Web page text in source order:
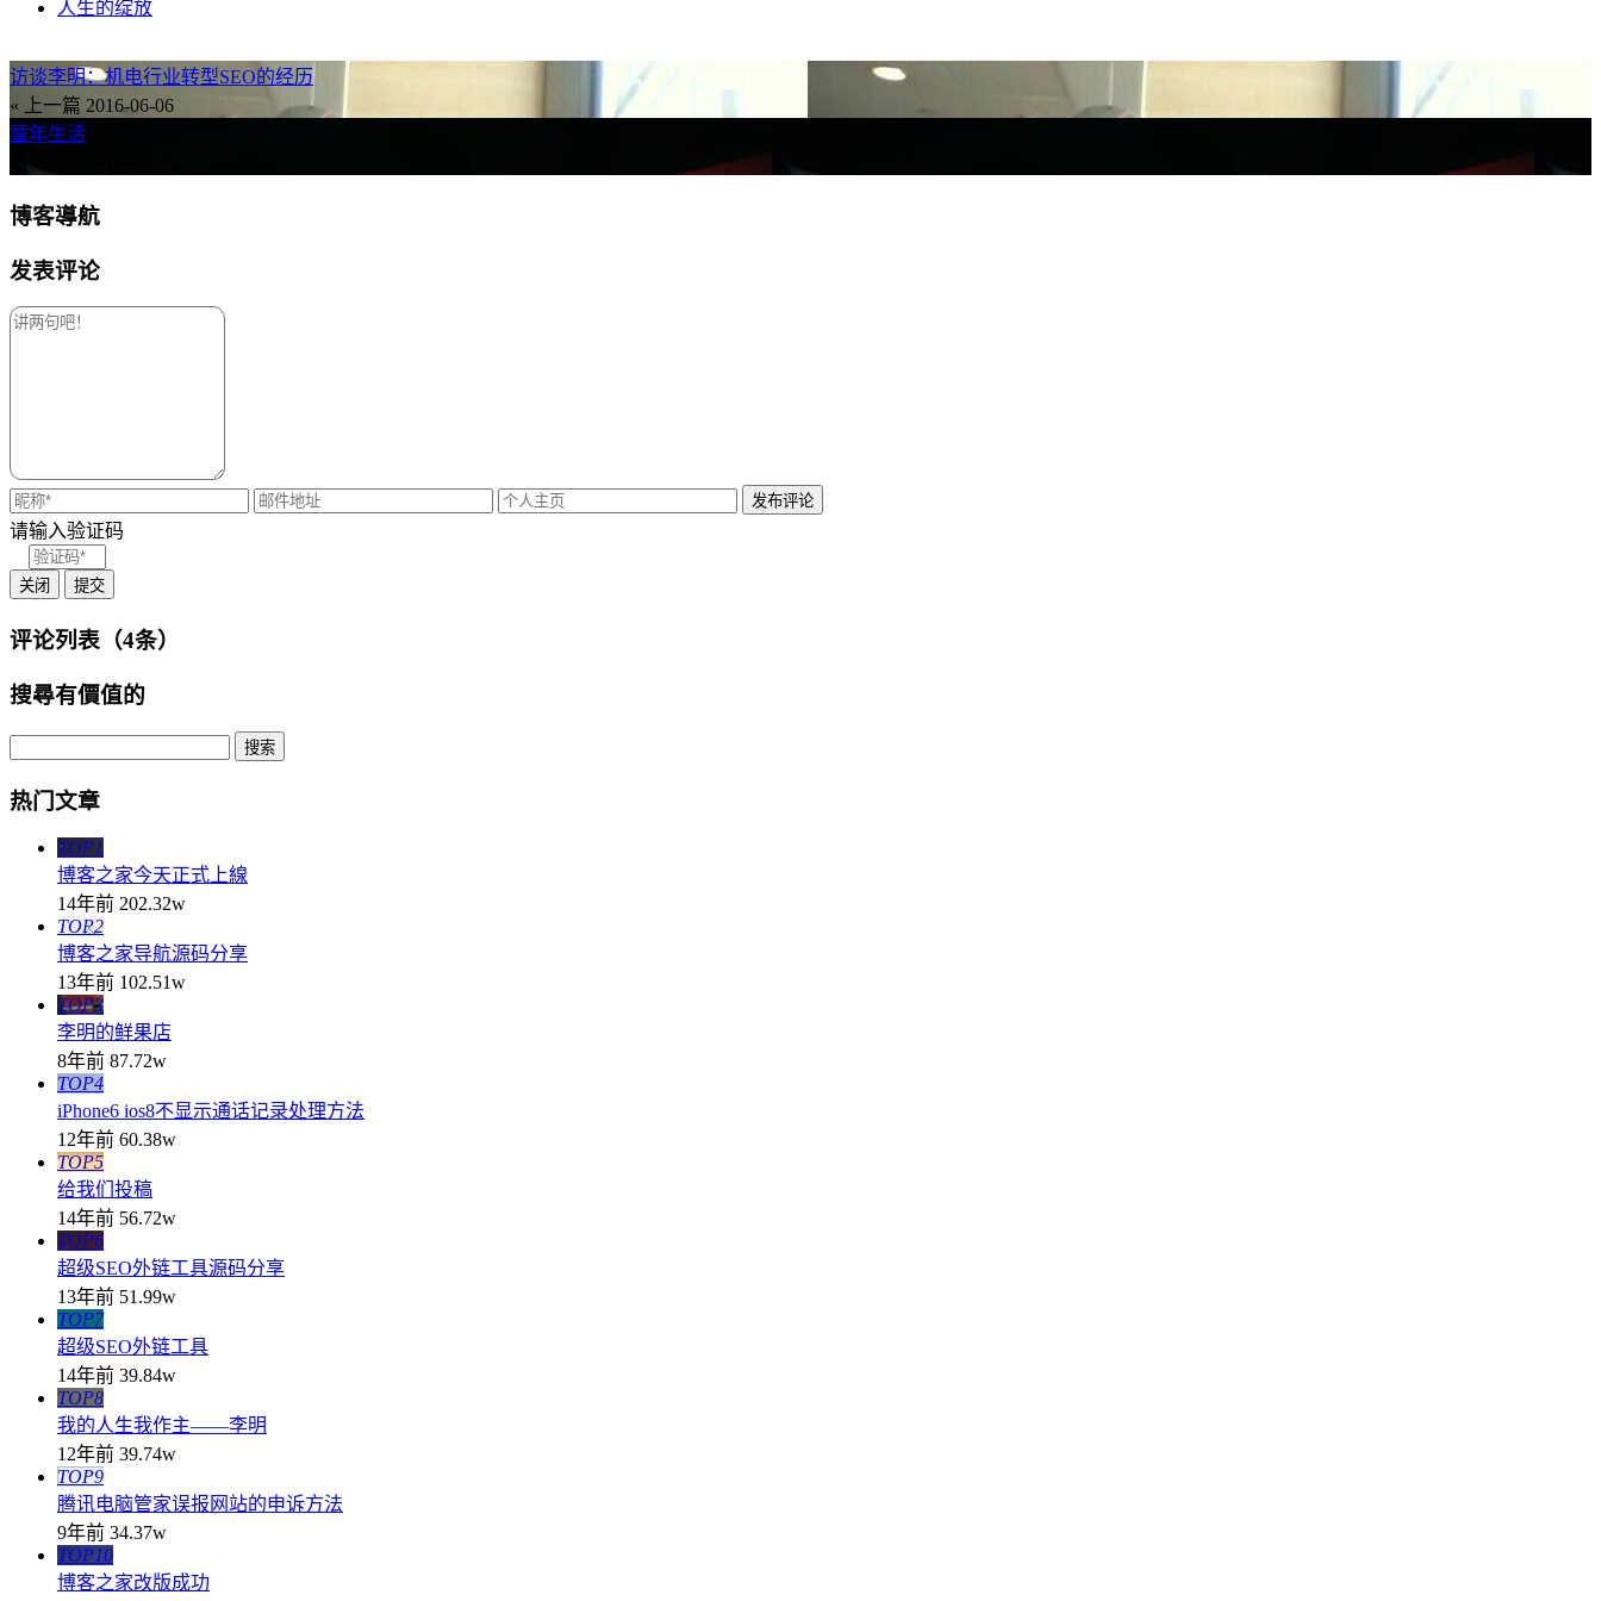
人生的绽放
访谈李明：机电行业转型SEO的经历
« 上一篇 2016-06-06
童年生活
博客導航
发表评论
请输入验证码
关闭 提交
评论列表（4条）
搜尋有價值的
热门文章
TOP1
博客之家今天正式上線
14年前 202.32w
TOP2
博客之家导航源码分享
13年前 102.51w
TOP3
李明的鲜果店
8年前 87.72w
TOP4
iPhone6 ios8不显示通话记录处理方法
12年前 60.38w
TOP5
给我们投稿
14年前 56.72w
TOP6
超级SEO外链工具源码分享
13年前 51.99w
TOP7
超级SEO外链工具
14年前 39.84w
TOP8
我的人生我作主——李明
12年前 39.74w
TOP9
腾讯电脑管家误报网站的申诉方法
9年前 34.37w
TOP10
博客之家改版成功